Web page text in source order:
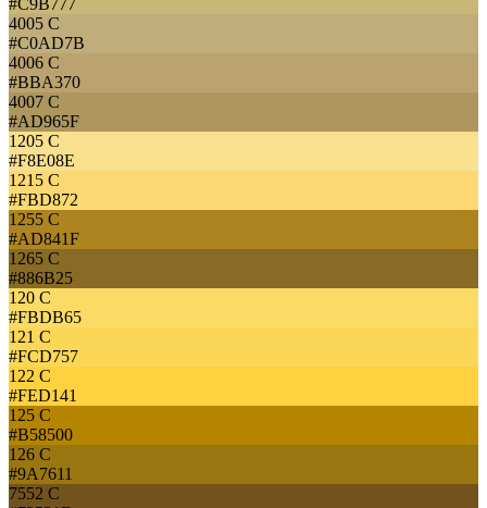
4005 C
#C0AD7B
4006 C
#BBA370
4007 C
#AD965F
1205 C
#F8E08E
1215 C
#FBD872
1255 C
#AD841F
1265 C
#886B25
120 C
#FBDB65
121 C
#FCD757
122 C
#FED141
125 C
#B58500
126 C
#9A7611
7552 C